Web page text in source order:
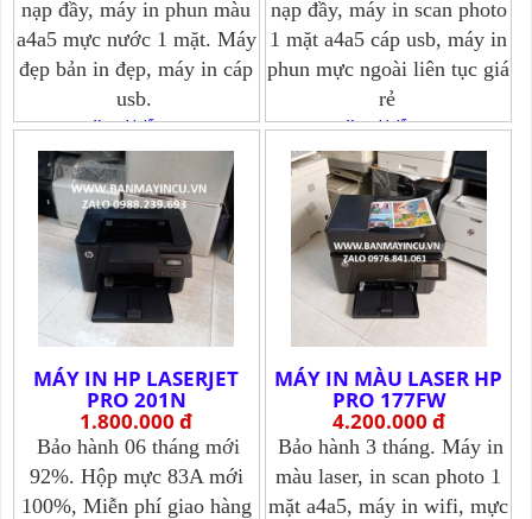
nạp đầy, máy in phun màu
a4a5 mực nước 1 mặt. Máy
đẹp bản in đẹp, máy in cáp
usb.
Xem chi tiết >>>
nạp đầy, máy in scan photo
1 mặt a4a5 cáp usb, máy in
phun mực ngoài liên tục giá
rẻ
Xem chi tiết >>>
MÁY IN HP LASERJET
PRO 201N
1.800.000 đ
Bảo hành 06 tháng mới
92%. Hộp mực 83A mới
100%, Miễn phí giao hàng
MÁY IN MÀU LASER HP
PRO 177FW
4.200.000 đ
Bảo hành 3 tháng. Máy in
màu laser, in scan photo 1
mặt a4a5, máy in wifi, mực